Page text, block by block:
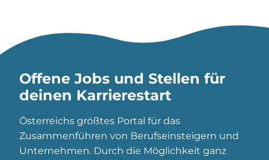
Offene Jobs und Stellen für
deinen Karrierestart
Österreichs größtes Portal für das
Zusammenführen von Berufseinsteigern und
Unternehmen. Durch die Möglichkeit ganz